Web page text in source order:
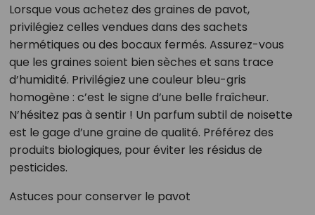
Lorsque vous achetez des graines de pavot,
privilégiez celles vendues dans des sachets
hermétiques ou des bocaux fermés. Assurez-vous
que les graines soient bien sèches et sans trace
d’humidité. Privilégiez une couleur bleu-gris
homogène : c’est le signe d’une belle fraîcheur.
N’hésitez pas à sentir ! Un parfum subtil de noisette
est le gage d’une graine de qualité. Préférez des
produits biologiques, pour éviter les résidus de
pesticides.
Astuces pour conserver le pavot